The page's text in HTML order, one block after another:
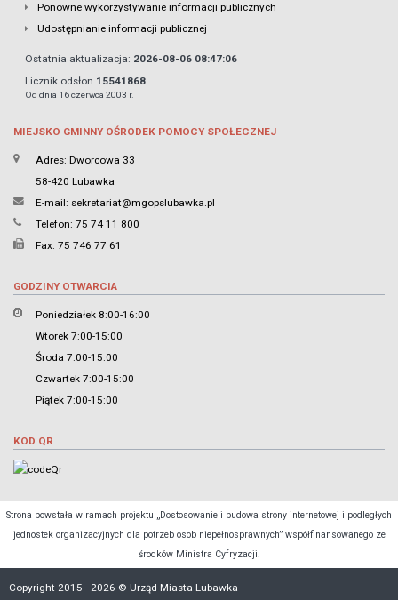
Ponowne wykorzystywanie informacji publicznych
Udostępnianie informacji publicznej
Ostatnia aktualizacja: 2026-08-06 08:47:06
Licznik odsłon 15541868
Od dnia 16 czerwca 2003 r.
MIEJSKO GMINNY OŚRODEK POMOCY SPOŁECZNEJ
Adres: Dworcowa 33
58-420 Lubawka
E-mail: sekretariat@mgopslubawka.pl
Telefon: 75 74 11 800
Fax: 75 746 77 61
GODZINY OTWARCIA
Poniedziałek 8:00-16:00
Wtorek 7:00-15:00
Środa 7:00-15:00
Czwartek 7:00-15:00
Piątek 7:00-15:00
KOD QR
Strona powstała w ramach projektu „Dostosowanie i budowa strony internetowej i podległych
jednostek organizacyjnych dla potrzeb osob niepełnosprawnych” współfinansowanego ze
środków Ministra Cyfryzacji.
Copyright 2015 - 2026 © Urząd Miasta Lubawka